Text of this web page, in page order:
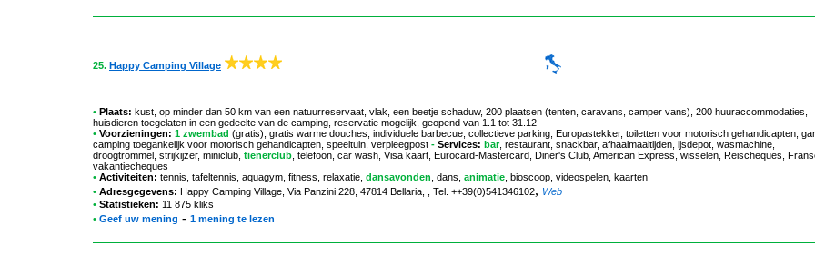
25. Happy Camping Village
• Plaats: kust, op minder dan 50 km van een natuurreservaat, vlak, een beetje schaduw, 200 plaatsen (tenten, caravans, camper vans), 200 huuraccommodaties,
huisdieren toegelaten in een gedeelte van de camping, reservatie mogelijk, geopend van 1.1 tot 31.12
• Voorzieningen: 1 zwembad (gratis), gratis warme douches, individuele barbecue, collectieve parking, Europastekker, toiletten voor motorisch gehandicapten,
camping toegankelijk voor motorisch gehandicapten, speeltuin, verpleegpost - Services: bar, restaurant, snackbar, afhaalmaaltijden, ijsdepot, wasmachine,
droogtrommel, strijkijzer, miniclub, tienerclub , telefoon, car wash, Visa kaart, Eurocard-Mastercard, Diner's Club, American Express, wisselen, Reischeques,
vakantiecheques
• Activiteiten: tennis, tafeltennis, aquagym, fitness, relaxatie, dansavonden , dans, animatie , bioscoop, videospelen, kaarten
• Adresgegevens: Happy Camping Village , Via Panzini 228, 47814 Bellaria, , Tel. ++39(0)541346102, Web
• Statistieken: 11 875 kliks
• Geef uw mening - 1 mening te lezen